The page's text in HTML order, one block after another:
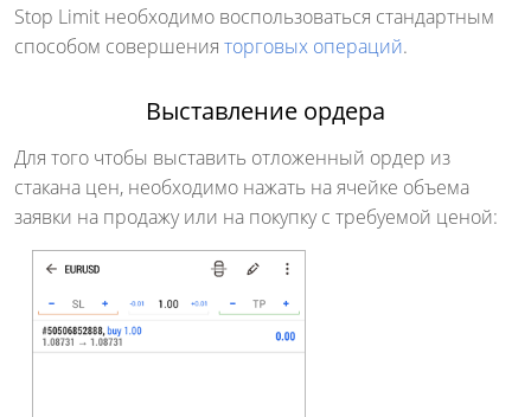
Stop Limit необходимо воспользоваться стандартным
способом совершения торговых операций.
Выставление ордера
Для того чтобы выставить отложенный ордер из
стакана цен, необходимо нажать на ячейке объема
заявки на продажу или на покупку с требуемой ценой: